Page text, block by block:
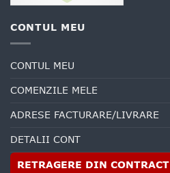
CONTUL MEU
CONTUL MEU
COMENZILE MELE
ADRESE FACTURARE/LIVRARE
DETALII CONT
RETRAGERE DIN CONTRACT